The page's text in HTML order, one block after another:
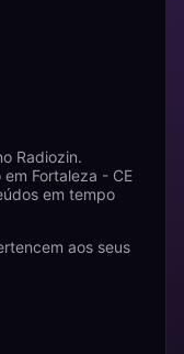
Radiozin.
Fortaleza - CE
em tempo
aos seus